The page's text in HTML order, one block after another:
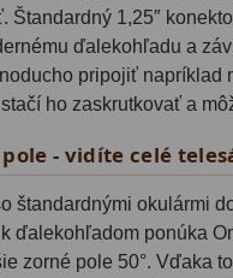
64
5
Štandardný 1,25″
ďalekohľadu a
pripojiť napríklad
ho zaskrutkovať a
pole - vidíte celé
štandardnými okulármi
ďalekohľadom ponúka
zorné pole 50°. Vďaka